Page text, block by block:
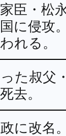
臣・松
に侵攻
れる。
た叔父
去。
に改名